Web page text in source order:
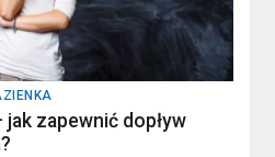
zapewnić dopływ